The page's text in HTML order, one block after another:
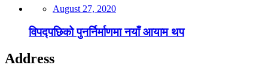
August 27, 2020
विपद्पछिको पुनर्निर्माणमा नयाँ आयाम थप
Address